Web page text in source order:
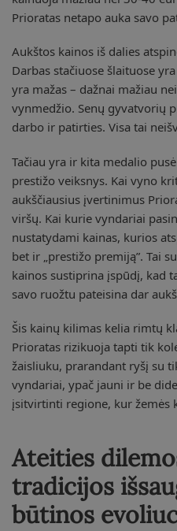
Prioratas netapo auka savo
Aukštos kainos iš dalies
Darbas stačiuose šlaituose
yra mažas – dažnai mažiau
vynmedžio. Senų gyvatvorių
darbo ir patirties. Visa tai
Tačiau yra ir kita medalio
prestižo veiksnys. Kai vyno
aukščiausius įvertinimus
viršų. Kai kurie vyndariai
nustatydami kainas, kurios
bet ir „prestižo premiją”. Tai
kainos sustiprina įspūdį, kad
savo ruožtu pateisina dar
Šis kainų kilimas kelia rimtų
Prioratas rizikuoja tapti tik
žaisliuku, prarandant ryšį su
vyndariai, ypač jauni ir be
įsitvirtinti regione, kur žemės
Ateities
tradicijos
būtinos